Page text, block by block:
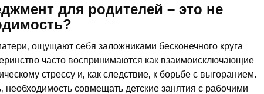
для родителей – это не
ощущают себя заложниками бесконечного круга
часто воспринимаются как взаимоисключающие
стрессу и‚ как следствие‚ к борьбе с выгоранием.
необходимость совмещать детские занятия с рабочими